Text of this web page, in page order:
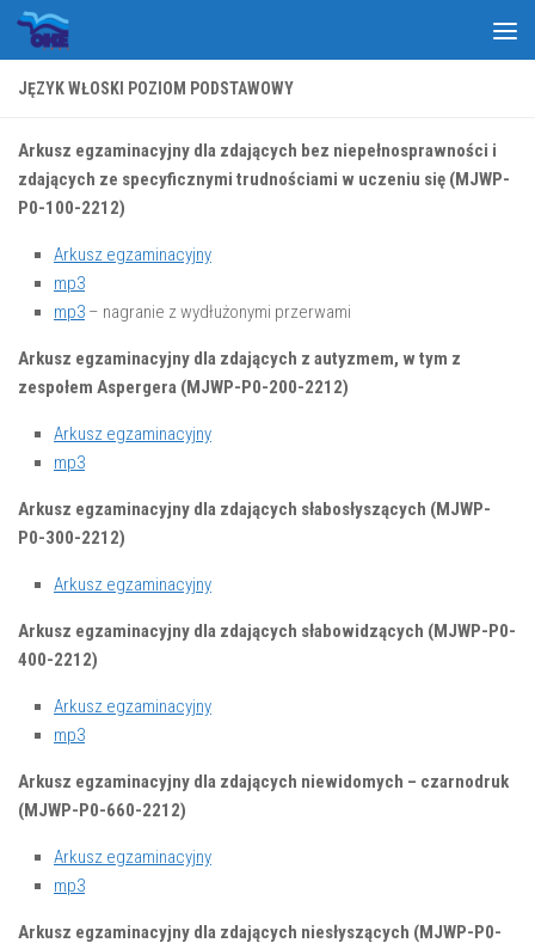
Skip to content
JĘZYK WŁOSKI POZIOM PODSTAWOWY
Arkusz egzaminacyjny dla zdających bez niepełnosprawności i
zdających ze specyficznymi trudnościami w uczeniu się (MJWP-
P0-100-2212)
Arkusz egzaminacyjny
mp3
mp3 – nagranie z wydłużonymi przerwami
Arkusz egzaminacyjny dla zdających z autyzmem, w tym z
zespołem Aspergera (MJWP-P0-200-2212)
Arkusz egzaminacyjny
mp3
Arkusz egzaminacyjny dla zdających słabosłyszących (MJWP-
P0-300-2212)
Arkusz egzaminacyjny
Arkusz egzaminacyjny dla zdających słabowidzących (MJWP-P0-
400-2212)
Arkusz egzaminacyjny
mp3
Arkusz egzaminacyjny dla zdających niewidomych – czarnodruk
(MJWP-P0-660-2212)
Arkusz egzaminacyjny
mp3
Arkusz egzaminacyjny dla zdających niesłyszących (MJWP-P0-